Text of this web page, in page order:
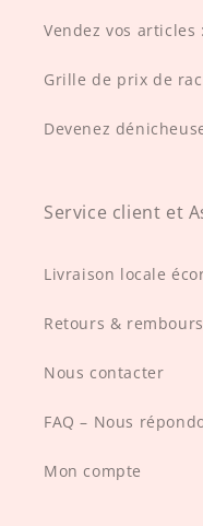
Vendez vos
Grille de prix de
Devenez
Service client et
Livraison locale
Retours &
Nous contacter
FAQ – Nous
Mon compte